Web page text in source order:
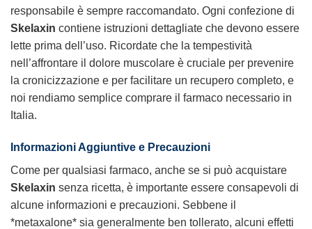
responsabile è sempre raccomandato. Ogni confezione di
Skelaxin contiene istruzioni dettagliate che devono essere
lette prima dell’uso. Ricordate che la tempestività
nell’affrontare il dolore muscolare è cruciale per prevenire
la cronicizzazione e per facilitare un recupero completo, e
noi rendiamo semplice comprare il farmaco necessario in
Italia.
Informazioni Aggiuntive e Precauzioni
Come per qualsiasi farmaco, anche se si può acquistare
Skelaxin senza ricetta, è importante essere consapevoli di
alcune informazioni e precauzioni. Sebbene il
*metaxalone* sia generalmente ben tollerato, alcuni effetti